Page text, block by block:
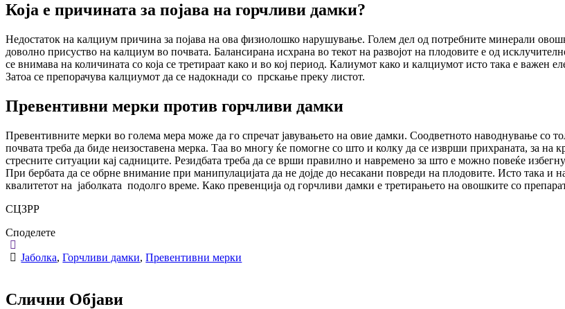
Која е причината за појава на горчливи дамки?
Недостаток на калциум причина за појава на ова физиолошко нарушување. Голем дел од потребните минерали
доволно присуство на калциум во почвата. Балансирана исхрана во текот на развојот на плодовите е од
се внимава на количината со која се третираат како и во кој период. Калиумот како и калциумот исто така е важен
Затоа се препорачува калциумот да се надокнади со прскање преку листот.
Превентивни мерки против горчливи дамки
Превентивните мерки во голема мера може да го спречат јавувањето на овие дамки. Соодветното наводнување со
почвата треба да биде неизоставена мерка. Таа во многу ќе помогне со што и колку да се изврши прихраната, за на
стресните ситуации кај садниците. Резидбата треба да се врши правилно и навремено за што е можно повеќе
При бербата да се обрне внимание при манипулацијата да не дојде до несакани повреди на плодовите. Исто така и
квалитетот на јаболката подолго време. Како превенција од горчливи дамки е третирањето на овошките со
СЦЗРР
Споделете
Јаболка,Горчливи дамки,Превентивни мерки
Слични Објави